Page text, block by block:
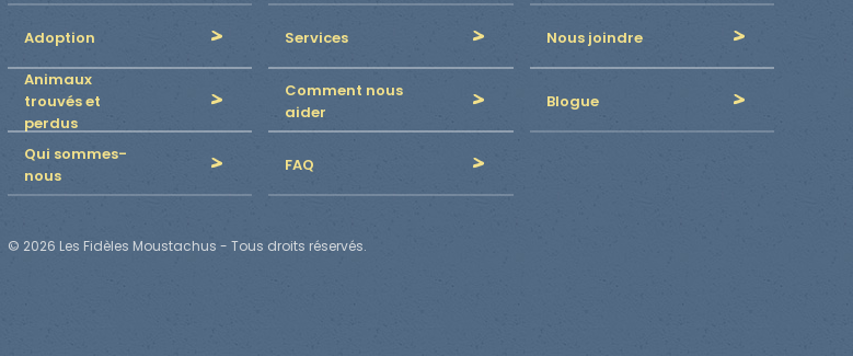
Adoption Services
Nous joindre
Animaux
trouvés et
perdus
Comment nous
aider
Blogue
Qui sommes-
nous
FAQ
© 2026 Les Fidèles Moustachus - Tous droits réservés.